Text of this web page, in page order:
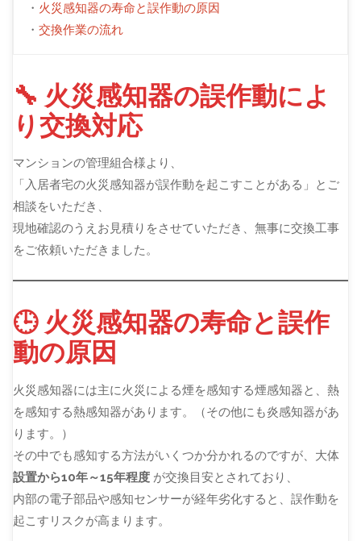
・ 火災感知器の寿命と誤作動の原因
・ 交換作業の流れ
🔧 火災感知器の誤作動によ
り交換対応
マンションの管理組合様より、
「入居者宅の火災感知器が誤作動を起こすことがある」とご
相談をいただき、
現地確認のうえお見積りをさせていただき、無事に交換工事
をご依頼いただきました。
🕒 火災感知器の寿命と誤作
動の原因
火災感知器には主に火災による煙を感知する煙感知器と、熱
を感知する熱感知器があります。（その他にも炎感知器があ
ります。）
その中でも感知する方法がいくつか分かれるのですが、大体
設置から10年～15年程度 が交換目安とされており、
内部の電子部品や感知センサーが経年劣化すると、誤作動を
起こすリスクが高まります。